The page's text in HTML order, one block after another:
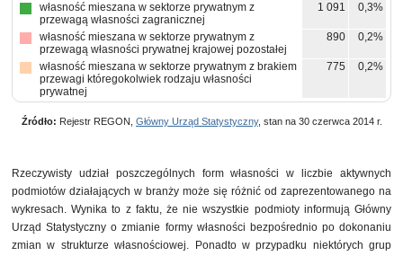
własność mieszana w sektorze prywatnym z
przewagą własności zagranicznej
1 091 0,3%
własność mieszana w sektorze prywatnym z
przewagą własności prywatnej krajowej pozostałej
890 0,2%
własność mieszana w sektorze prywatnym z brakiem
przewagi któregokolwiek rodzaju własności
prywatnej
775 0,2%
własność mieszana między sektorami z przewagą
88 0,0%
własność mieszana między sektorami z przewagą
własności sektora prywatnego, w tym z przewagą
własności prywatnej krajowej pozostałej
66 0,0%
pozostałe 155 0,0%
Źródło: Rejestr REGON, Główny Urząd Statystyczny, stan na 30 czerwca 2014 r.
Rzeczywisty udział poszczególnych form własności w liczbie aktywnych
podmiotów działających w branży może się różnić od zaprezentowanego na
wykresach. Wynika to z faktu, że nie wszystkie podmioty informują Główny
Urząd Statystyczny o zmianie formy własności bezpośrednio po dokonaniu
zmian w strukturze własnościowej. Ponadto w przypadku niektórych grup